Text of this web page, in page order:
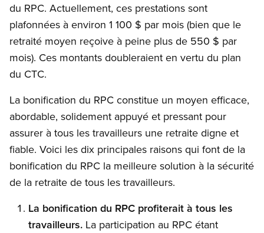
du RPC. Actuellement, ces prestations sont
plafonnées à environ 1 100 $ par mois (bien que le
retraité moyen reçoive à peine plus de 550 $ par
mois). Ces montants doubleraient en vertu du plan
du CTC.
La bonification du RPC constitue un moyen efficace,
abordable, solidement appuyé et pressant pour
assurer à tous les travailleurs une retraite digne et
fiable. Voici les dix principales raisons qui font de la
bonification du RPC la meilleure solution à la sécurité
de la retraite de tous les travailleurs.
La bonification du RPC profiterait à tous les
travailleurs. La participation au RPC étant